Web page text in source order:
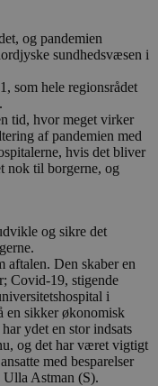
og pandemien
sundhedsvæsen i
som hele regionsrådet
tid, hvor meget virker
af pandemien med
hvis det bliver
nok til borgerne, og
og sikre det
aftalen. Den skaber en
Covid-19, stigende
i
en sikker økonomisk
ydet en stor indsats
og det har været vigtigt
med besparelser
Ulla Astman (S).